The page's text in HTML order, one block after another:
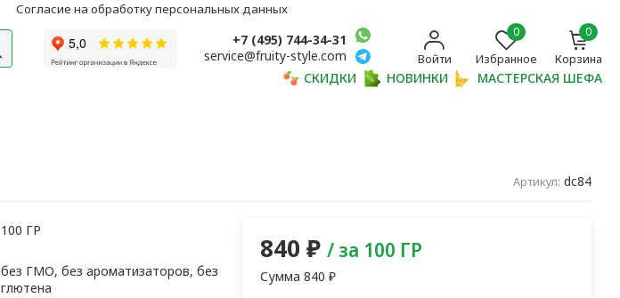
Согласие на обработку персональных данных
+7 (495) 744-34-31
service@fruity-style.com
Войти
0
Избранное
0
Корзина
СКИДКИ НОВИНКИ
МАСТЕРСКАЯ ШЕФА
Артикул: dc84
100 ГР
без ГМО, без ароматизаторов, без
глютена
840 ₽ / за 100 ГР
Сумма 840 ₽